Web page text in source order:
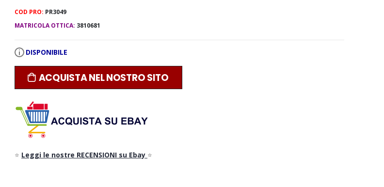
COD PRO: PR3049
MATRICOLA OTTICA: 3810681
DISPONIBILE
ACQUISTA NEL NOSTRO SITO
⭐ Leggi le nostre RECENSIONI su Ebay ⭐